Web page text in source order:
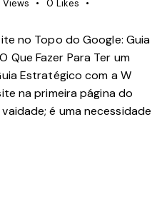
Views 0 Likes
no Topo do Google: Guia
Que Fazer Para Ter um
Estratégico com a W
na primeira página do
é uma necessidade